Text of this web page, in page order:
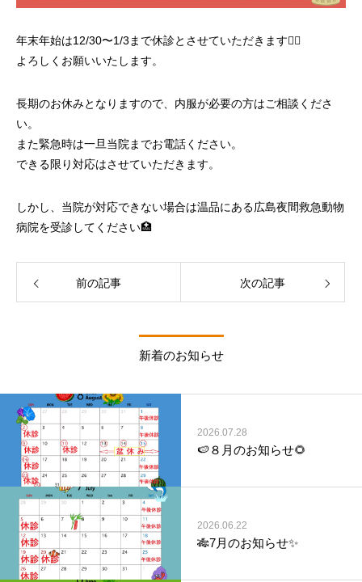
年末年始は12/30〜1/3まで休診とさせていただきます🙇‍♀️
よろしくお願いいたします。
長期のお休みとなりますので、内服が必要の方はご相談くださ
い。
また緊急時は一旦当院までお電話ください。
できる限り対応はさせていただきます。
しかし、当院が対応できない場合は温品にある広島夜間救急動物
病院を受診してください🏥
前の記事 次の記事
新着のお知らせ
2026.07.28
🍉８月のお知らせ🌻
2026.06.22
🎋7月のお知らせ✨